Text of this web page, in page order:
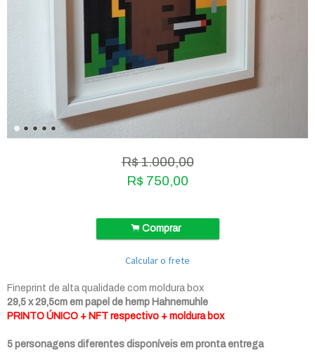
R$1.000,00
R$ 750,00
.Comprar
Calcular o frete
Fineprint de alta qualidade com moldura box
29,5 x 29,5cm em papel de hemp Hahnemuhle
PRINTO ÚNICO + NFT respectivo + moldura box
5 personagens diferentes disponíveis em pronta entrega